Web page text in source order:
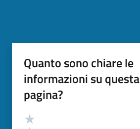
Quanto sono chiare le
informazioni su questa
pagina?
Valutazione